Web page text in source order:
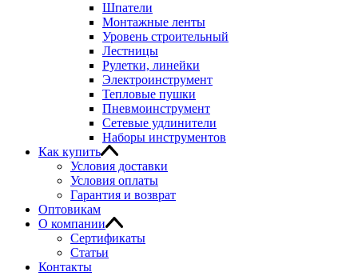
Шпатели
Монтажные ленты
Уровень строительный
Лестницы
Рулетки, линейки
Электроинструмент
Тепловые пушки
Пневмоинструмент
Сетевые удлинители
Наборы инструментов
Как купить
Условия доставки
Условия оплаты
Гарантия и возврат
Оптовикам
О компании
Сертификаты
Статьи
Контакты